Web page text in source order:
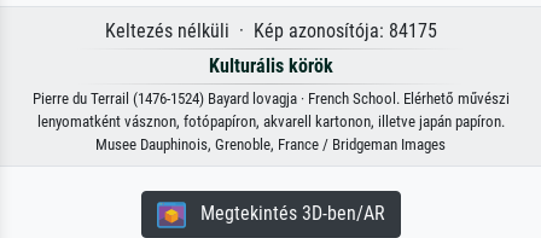
Keltezés nélküli · Kép azonosítója: 84175
Kulturális körök
Pierre du Terrail (1476-1524) Bayard lovagja · French School. Elérhető művészi
lenyomatként vásznon, fotópapíron, akvarell kartonon, illetve japán papíron.
Musee Dauphinois, Grenoble, France / Bridgeman Images
Megtekintés 3D-ben/AR